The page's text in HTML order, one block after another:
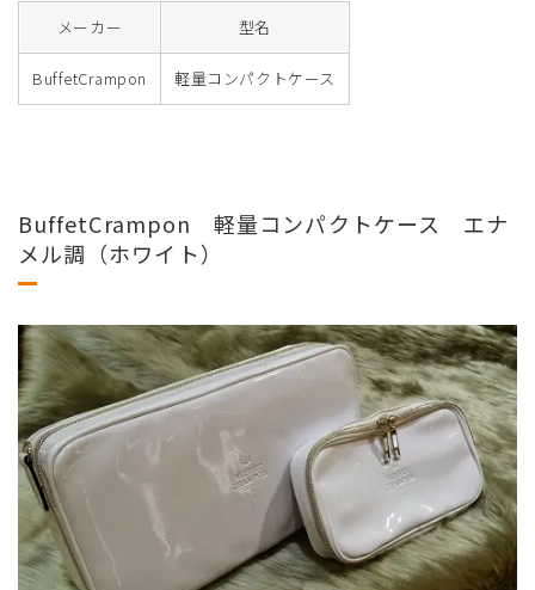
メーカー 型名
BuffetCrampon 軽量コンパクトケース
BuffetCrampon 軽量コンパクトケース エナ
メル調（ホワイト）